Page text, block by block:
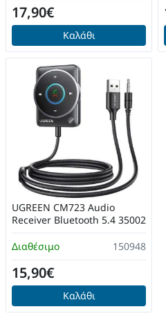
17,90€
Καλάθι
Διαθέσιμο 150948
UGREEN CM723 Audio
Receiver Bluetooth 5.4 35002
15,90€
Καλάθι